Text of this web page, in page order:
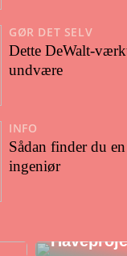
GØR DET SELV
Dette DeWalt-
undvære
INFO
Sådan finder du
ingeniør